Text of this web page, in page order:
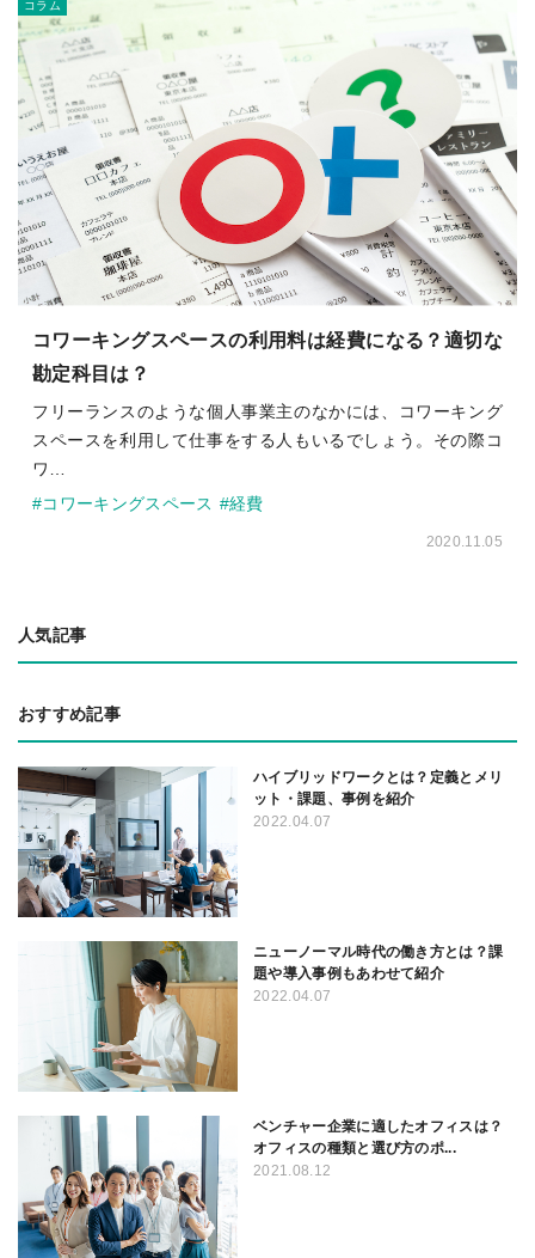
コラム
コワーキングスペースの利用料は経費になる？適切な
勘定科目は？
フリーランスのような個人事業主のなかには、コワーキング
スペースを利用して仕事をする人もいるでしょう。その際コ
ワ…
#コワーキングスペース #経費
2020.11.05
人気記事
おすすめ記事
ハイブリッドワークとは？定義とメリ
ット・課題、事例を紹介
2022.04.07
ニューノーマル時代の働き方とは？課
題や導入事例もあわせて紹介
2022.04.07
ベンチャー企業に適したオフィスは？
オフィスの種類と選び方のポ...
2021.08.12